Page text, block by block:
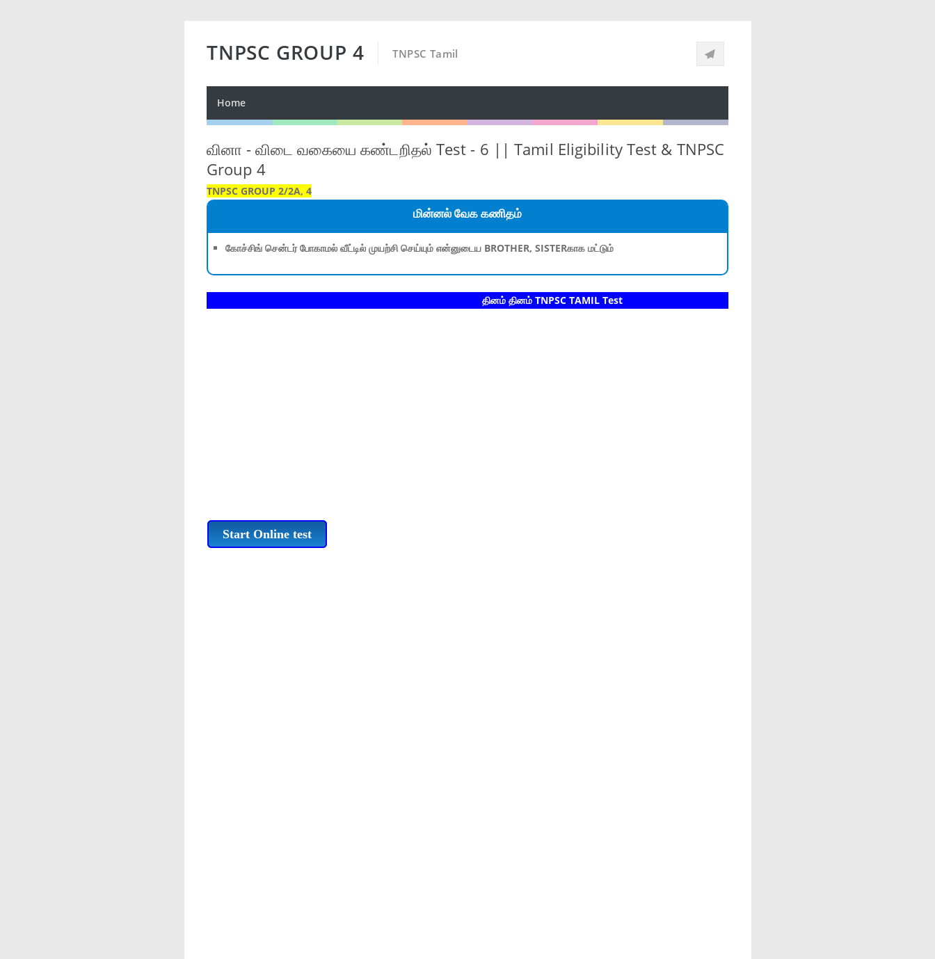
TNPSC GROUP 4 TNPSC Tamil
Home
வினா - விடை வகையை கண்டறிதல் Test - 6 || Tamil Eligibility Test & TNPSC
Group 4
TNPSC GROUP 2/2A, 4
மின்னல் வேக கணிதம்
கோச்சிங் சென்டர் போகாமல் வீட்டில் முயற்சி செய்யும் என்னுடைய BROTHER, SISTERகாக மட்டும்
தினம் தினம் TNPSC TAMIL Test
Start Online test